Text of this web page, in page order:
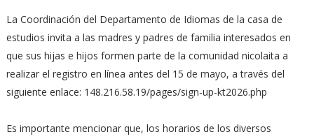
La Coordinación del Departamento de Idiomas de la casa de
estudios invita a las madres y padres de familia interesados en
que sus hijas e hijos formen parte de la comunidad nicolaita a
realizar el registro en línea antes del 15 de mayo, a través del
siguiente enlace: 148.216.58.19/pages/sign-up-kt2026.php
Es importante mencionar que, los horarios de los diversos